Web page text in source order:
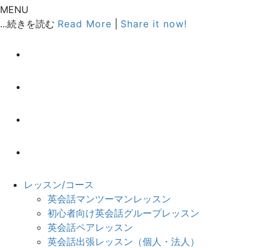
MENU
...続きを読む Read More Share it now!
レッスン/コース
英会話マンツーマンレッスン
初心者向け英会話グループレッスン
英会話ペアレッスン
英会話出張レッスン（個人・法人）